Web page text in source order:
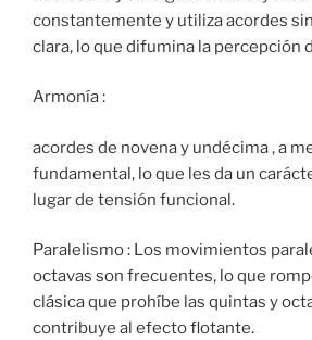
constantemente y utiliza acordes
clara, lo que difumina la percepción
Armonía :
acordes de novena y undécima , a
fundamental, lo que les da un
lugar de tensión funcional.
Paralelismo : Los movimientos
octavas son frecuentes, lo que
clásica que prohíbe las quintas y
contribuye al efecto flotante.